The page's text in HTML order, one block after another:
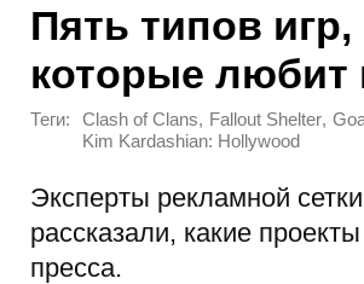
Пять типов игр,
которые любит
Теги: Clash of Clans, Fallout Shelter,
Kim Kardashian: Hollywood
Эксперты рекламной
рассказали, какие
пресса.